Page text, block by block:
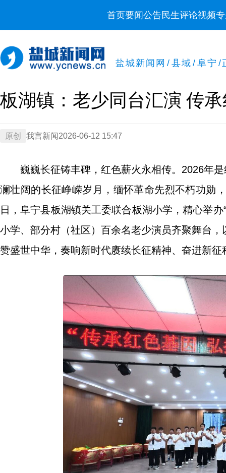
首页要闻公告民生评论视频
盐城新闻网 / 县域 / 阜宁 /
板湖镇：老少同台汇演 传
原创 我言新闻 2026-06-12 15:47
巍巍长征铸丰碑，红色薪火永相传。2026年
澜壮阔的长征峥嵘岁月，缅怀革命先烈不朽功勋
日，阜宁县板湖镇关工委联合板湖小学，精心举
小学、部分村（社区）百余名老少演员齐聚舞台
赞盛世中华，奏响新时代赓续长征精神、奋进新征